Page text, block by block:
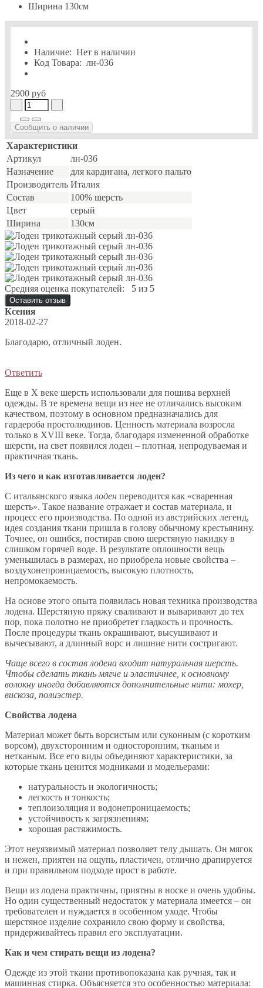
Ширина 130см
Наличие: Нет в наличии
Код Товара: лн-036
2900 руб
Сообщить о наличии
Характеристики
Артикул
лн-036
Назначение
для кардигана, легкого пальто
Производитель Италия
Состав
100% шерсть
Цвет
серый
Ширина
130см
Средняя оценка покупателей: 5 из 5
Оставить отзыв
Ксения
2018-02-27
Благодарю, отличный лоден.
Ответить
Еще в X веке шерсть использовали для пошива верхней
одежды. В те времена вещи из нее не отличались высоким
качеством, поэтому в основном предназначались для
гардероба простолюдинов. Ценность материала возросла
только в XVIII веке. Тогда, благодаря измененной обработке
шерсти, на свет появился лоден – плотная, непродуваемая и
практичная ткань.
Из чего и как изготавливается лоден?
С итальянского языка лоден переводится как «сваренная
шерсть». Такое название отражает и состав материала, и
процесс его производства. По одной из австрийских легенд,
идея создания ткани пришла в голову обычному крестьянину.
Точнее, он ошибся, постирав свою шерстяную накидку в
слишком горячей воде. В результате оплошности вещь
уменьшилась в размерах, но приобрела новые свойства –
воздухонепроницаемость, высокую плотность,
непромокаемость.
На основе этого опыта появилась новая техника производства
лодена. Шерстяную пряжу сваливают и вываривают до тех
пор, пока полотно не приобретет гладкость и прочность.
После процедуры ткань окрашивают, высушивают и
вычесывают, а длинный ворс и лишние нити состригают.
Чаще всего в состав лодена входит натуральная шерсть.
Чтобы сделать ткань мягче и эластичнее, к основному
волокну иногда добавляются дополнительные нити: мохер,
вискоза, полиэстер.
Свойства лодена
Материал может быть ворсистым или суконным (с коротким
ворсом), двухсторонним и односторонним, тканым и
нетканым. Все его виды объединяют характеристики, за
которые ткань ценится модниками и модельерами:
натуральность и экологичность;
легкость и тонкость;
теплоизоляция и водонепроницаемость;
устойчивость к загрязнениям;
хорошая растяжимость.
Этот неуязвимый материал позволяет телу дышать. Он мягок
и нежен, приятен на ощупь, пластичен, отлично драпируется
и при правильном подходе прост в работе.
Вещи из лодена практичны, приятны в носке и очень удобны.
Но один существенный недостаток у материала имеется – он
требователен и нуждается в особенном уходе. Чтобы
шерстяное изделие сохранило свою форму и свойства,
придерживайтесь правил его эксплуатации.
Как и чем стирать вещи из лодена?
Одежде из этой ткани противопоказана как ручная, так и
машинная стирка. Объясняется это особенностью материала: